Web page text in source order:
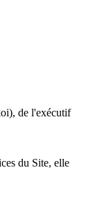
de l'exécutif
du Site, elle